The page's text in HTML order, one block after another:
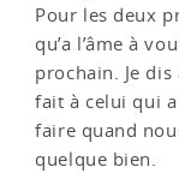
Pour les deux
qu’a l’âme à
prochain. Je dis
fait à celui qui
faire quand
quelque bien.